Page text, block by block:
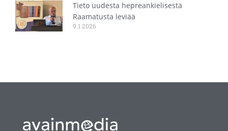
Tieto uudesta hepreankielisestä
Raamatusta leviää
9.1.2026